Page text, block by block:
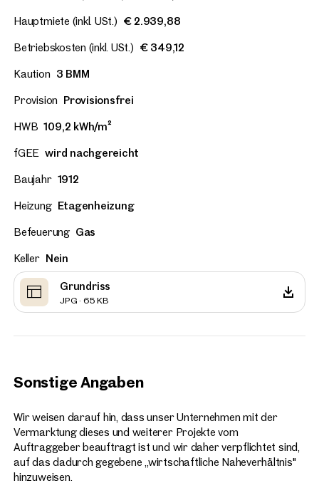
Hauptmiete (inkl. USt.) € 2.939,88
Betriebskosten (inkl. USt.) € 349,12
Kaution 3 BMM
Provision Provisionsfrei
HWB 109,2 kWh/m²
fGEE wird nachgereicht
Baujahr 1912
Heizung Etagenheizung
Befeuerung Gas
Keller Nein
Grundriss
JPG · 65 KB
Sonstige Angaben
Wir weisen darauf hin, dass unser Unternehmen mit der
Vermarktung dieses und weiterer Projekte vom
Auftraggeber beauftragt ist und wir daher verpflichtet sind,
auf das dadurch gegebene „wirtschaftliche Naheverhältnis"
hinzuweisen.